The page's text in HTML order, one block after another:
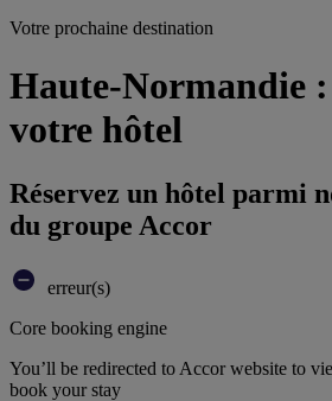
Votre prochaine destination
Haute-Normandie
votre hôtel
Réservez un hôtel parmi
du groupe Accor
erreur(s)
Core booking engine
You’ll be redirected to Accor website to
book your stay